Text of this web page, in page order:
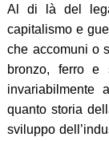
Al di là del
capitalismo e
che accomuni o
bronzo, ferro e
invariabilmente
quanto storia
sviluppo